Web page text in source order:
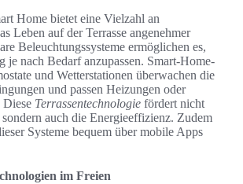
Home bietet eine Vielzahl an
Leben auf der Terrasse angenehmer
Beleuchtungssysteme ermöglichen es,
je nach Bedarf anzupassen. Smart-Home-
und Wetterstationen überwachen die
und passen Heizungen oder
Diese Terrassentechnologie fördert nicht
auch die Energieeffizienz. Zudem
Systeme bequem über mobile Apps
im Freien